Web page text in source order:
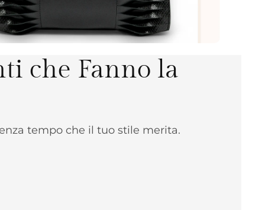
che Fanno la
tempo che il tuo stile merita.